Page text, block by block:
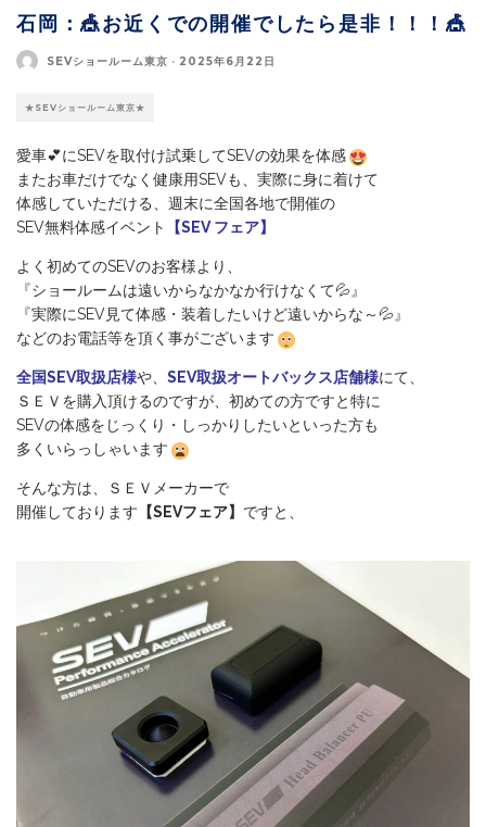
石岡：🎪お近くでの開催でしたら是非！！！🎪
SEVショールーム東京 · 2025年6月22日
★SEVショールーム東京★
愛車💕にSEVを取付け試乗してSEVの効果を体感
またお車だけでなく健康用SEVも、実際に身に着けて
体感していただける、週末に全国各地で開催の
SEV無料体感イベント
【SEV フェア】
よく初めてのSEVのお客様より、
『ショールームは遠いからなかなか行けなくて💦』
『実際にSEV見て体感・装着したいけど遠いからな～💦』
などのお電話等を頂く事がございます
全国SEV取扱店様や、 SEV取扱オートバックス店舗様にて、
ＳＥＶを購入頂けるのですが、初めての方ですと特に
SEVの体感をじっくり・しっかりしたいといった方も
多くいらっしゃいます
そんな方は、ＳＥＶメーカーで
開催しております 【SEVフェア】 ですと、